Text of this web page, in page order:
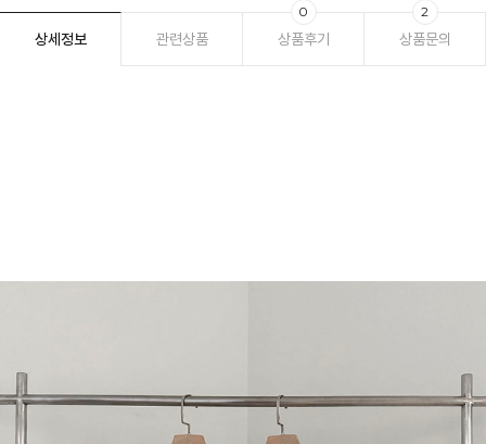
상세정보 관련상품 상품후기
0
상품문의
2